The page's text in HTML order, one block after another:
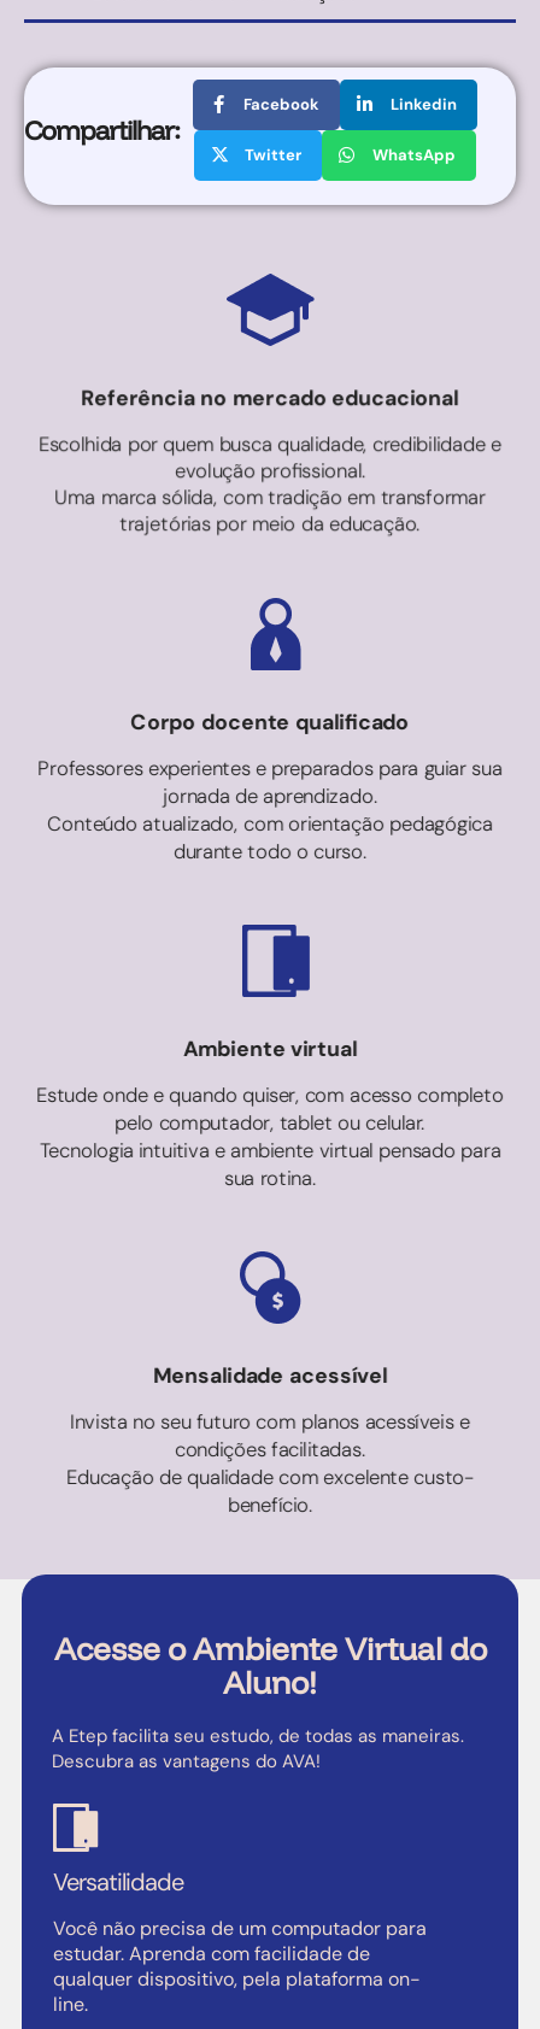
Compartilhar:
Facebook Linkedin
Twitter WhatsApp
Referência no mercado educacional
Escolhida por quem busca qualidade, credibilidade e
evolução profissional.
Uma marca sólida, com tradição em transformar
trajetórias por meio da educação.
Corpo docente qualificado
Professores experientes e preparados para guiar sua
jornada de aprendizado.
Conteúdo atualizado, com orientação pedagógica
durante todo o curso.
Ambiente virtual
Estude onde e quando quiser, com acesso completo
pelo computador, tablet ou celular.
Tecnologia intuitiva e ambiente virtual pensado para
sua rotina.
Mensalidade acessível
Invista no seu futuro com planos acessíveis e
condições facilitadas.
Educação de qualidade com excelente custo-
benefício.
Acesse o Ambiente Virtual do
Aluno!
A Etep facilita seu estudo, de todas as maneiras.
Descubra as vantagens do AVA!
Versatilidade
Você não precisa de um computador para
estudar. Aprenda com facilidade de
qualquer dispositivo, pela plataforma on-
line.